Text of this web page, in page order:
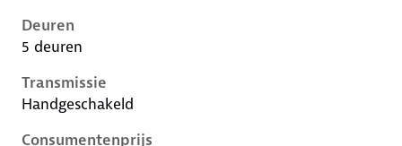
Deuren
5 deuren
Transmissie
Handgeschakeld
Consumentenprijs